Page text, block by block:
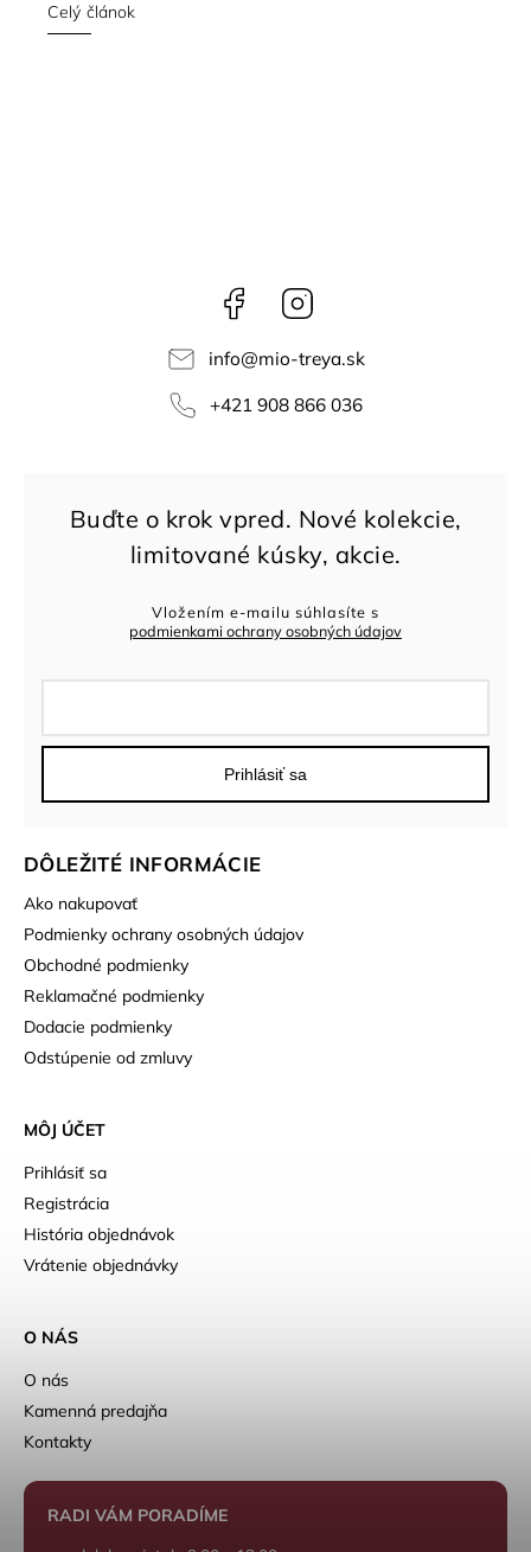
Celý článok
Facebook
info@mio-treya.sk
+421 908 866 036
DÔLEŽITÉ INFORMÁCIE
Ako nakupovať
Podmienky ochrany osobných údajov
Obchodné podmienky
Reklamačné podmienky
Dodacie podmienky
Odstúpenie od zmluvy
MÔJ ÚČET
Prihlásiť sa
Registrácia
História objednávok
Vrátenie objednávky
Vložením e-mailu súhlasíte s
podmienkami ochrany osobných údajov
Prihlásiť sa
O NÁS
O nás
Kamenná predajňa
Kontakty
RADI VÁM PORADÍME